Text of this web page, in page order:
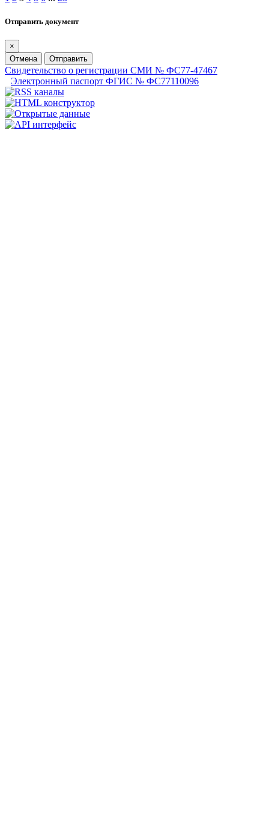
Отправить документ
×
Отмена
Отправить
Свидетельство о регистрации СМИ № ФС77-47467
Электронный паспорт ФГИС № ФС77110096